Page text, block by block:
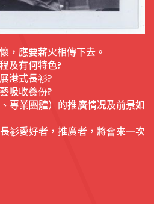
，應要薪火相傳下去。
及有何特色?
港式長衫?
吸收養份?
專業團體）的推廣情况及前景如
衫愛好者，推廣者，將會來一次